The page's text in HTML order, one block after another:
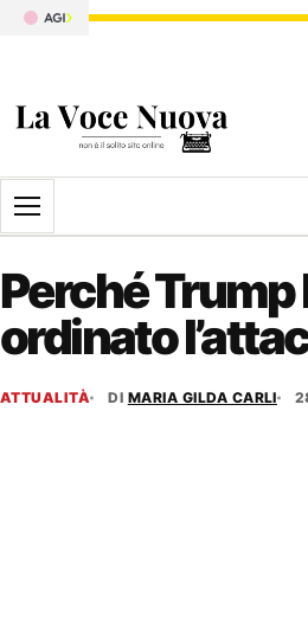
Apri il menu
Perché Trump
ordinato
ATTUALITÀ DI MARIA GILDA CARLI